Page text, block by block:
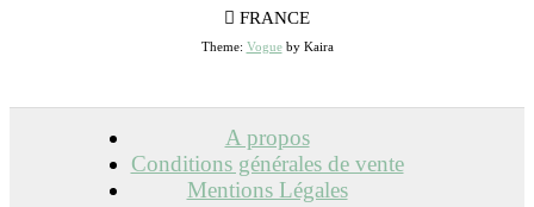
FRANCE
Theme: Vogueby Kaira
A propos
Conditions générales de vente
Mentions Légales